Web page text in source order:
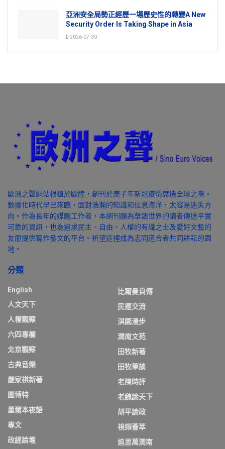
亞洲安全局勢正經歷一場歷史性的轉變A New
Security Order Is Taking Shape in Asia
2026-07-30
歐洲之聲網站根植於歐陸，創刊於庚子年新冠疫情席捲全球之際。
數據化時代早已來臨，面對浩瀚的知識和信息海洋，太容易迷失方
向。作為長年的媒體工作者，本網刊願為華語世界的讀者傳送平實
可靠的資訊，也為追求民主、自由、人權的有識之士及愛好文藝的
友朋提供寫作發文的平台。祈望這裡成為志同道合者共同耕耘的園
地。
分類
English
人文天下
人權觀察
六四專欄
北京觀察
古典音樂
嚴家祺新著
圖博特
墨爾本夜語
專文
政經論壇
比爾曼自傳
民運交流
淇園漫步
潤南文苑
田牧新著
田牧筆談
老陳時評
老魏論天下
胡平論政
視頻薈萃
追思萬潤南